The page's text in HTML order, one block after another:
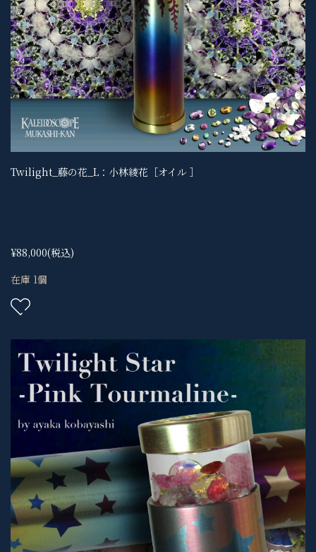
Twilight_藤の花_L：小林綾花［オイル ］
¥88,000(税込)
在庫 1個